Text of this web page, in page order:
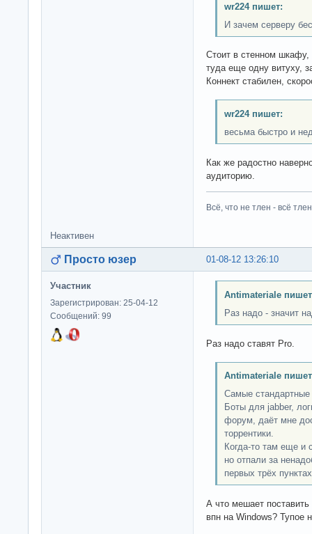
wr224 пишет:
И зачем серверу
Стоит в стенном шкафу,
туда еще одну витуху,
Коннект стабилен,
wr224 пишет:
весьма быстро и
Как же радостно
аудиторию.
Всё, что не тлен - всё
Неактивен
01-08-12 13:26:10
Просто юзер
Участник
Зарегистрирован: 25-04-12
Сообщений: 99
Antimateriale
Раз надо - значит
Раз надо ставят Pro.
Antimateriale
Самые
Боты для jabber,
форум, даёт мне
торрентики.
Когда-то там еще и
но отпали за
первых трёх
А что мешает поставить
впн на Windows? Тупое